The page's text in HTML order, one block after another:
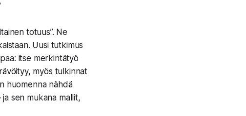
totuus”. Ne
Uusi tutkimus
itse merkintätyö
myös tulkinnat
huomenna nähdä
sen mukana mallit,